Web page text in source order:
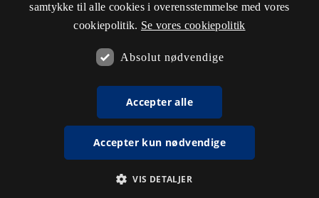
samtykke til alle cookies i overensstemmelse med vores
cookiepolitik. Se vores cookiepolitik
Absolut nødvendige
Accepter alle
Accepter kun nødvendige
VIS DETALJER